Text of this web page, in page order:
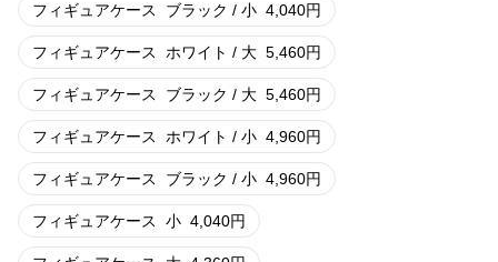
フィギュアケース ブラック / 小 4,040円
フィギュアケース ホワイト / 大 5,460円
フィギュアケース ブラック / 大 5,460円
フィギュアケース ホワイト / 小 4,960円
フィギュアケース ブラック / 小 4,960円
フィギュアケース 小 4,040円